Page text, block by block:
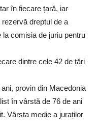
în fiecare țară, iar
dreptul de a
comisia de juriu pentru
dintre cele 42 de țări
provin din Macedonia
în vârstă de 76 de ani
Vârsta medie a juraților